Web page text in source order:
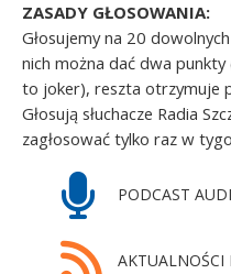
ZASADY GŁOSOWANIA:
Głosujemy na 20
nich można dać dwa
to joker), reszta otrzymuje
Głosują słuchacze Radia
zagłosować tylko raz w
PODCAST
AKTUALNOŚCI